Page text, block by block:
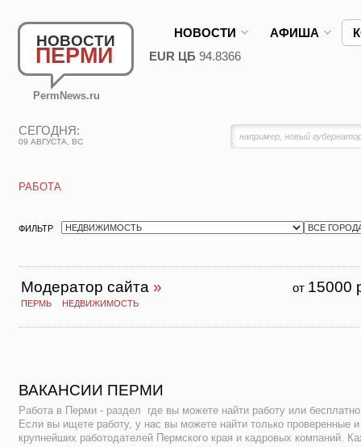
НОВОСТИ
ПЕРМИ
PermNews.ru
НОВОСТИ АФИША
EUR ЦБ 94.8366
СЕГОДНЯ:
09 АВГУСТА, ВС
РАБОТА
ФИЛЬТР
от 15000
Модератор сайта »
ПЕРМЬ НЕДВИЖИМОСТЬ
ВАКАНСИИ ПЕРМИ
Работа в Перми - раздел где вы можете найти работу или
Если вы ищете работу, у нас вы можете найти только проверенные
крупнейших работодателей Пермского края и кадровых компаний.